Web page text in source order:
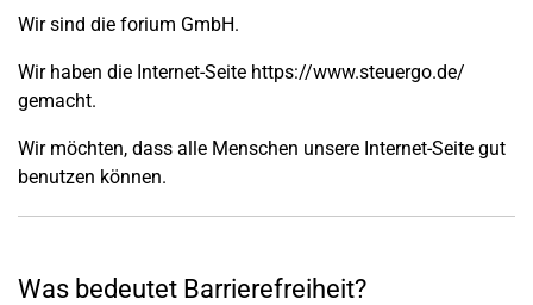
Wir sind die forium GmbH.
Wir haben die Internet-Seite https://www.steuergo.de/
gemacht.
Wir möchten, dass alle Menschen unsere Internet-Seite gut
benutzen können.
Was bedeutet Barrierefreiheit?